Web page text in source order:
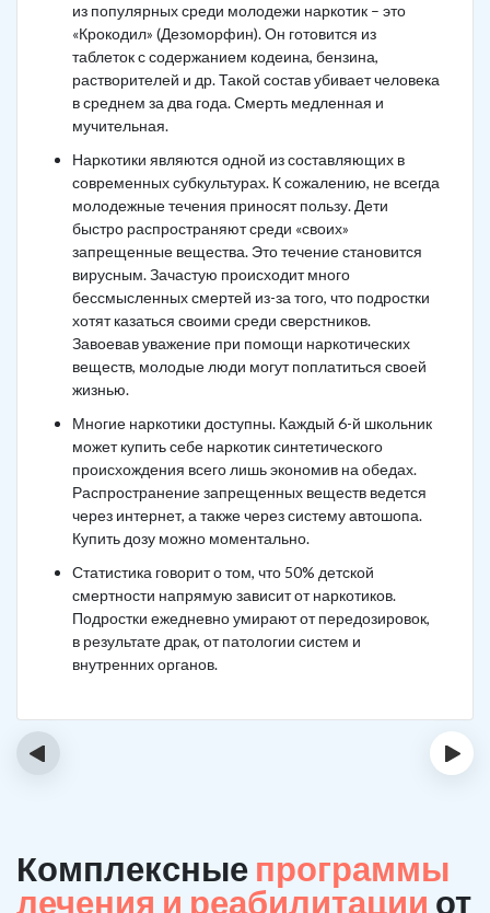
из популярных среди молодежи наркотик – это
«Крокодил» (Дезоморфин). Он готовится из
таблеток с содержанием кодеина, бензина,
растворителей и др. Такой состав убивает человека
в среднем за два года. Смерть медленная и
мучительная.
Наркотики являются одной из составляющих в
современных субкультурах. К сожалению, не всегда
молодежные течения приносят пользу. Дети
быстро распространяют среди «своих»
запрещенные вещества. Это течение становится
вирусным. Зачастую происходит много
бессмысленных смертей из-за того, что подростки
хотят казаться своими среди сверстников.
Завоевав уважение при помощи наркотических
веществ, молодые люди могут поплатиться своей
жизнью.
Многие наркотики доступны. Каждый 6-й школьник
может купить себе наркотик синтетического
происхождения всего лишь экономив на обедах.
Распространение запрещенных веществ ведется
через интернет, а также через систему автошопа.
Купить дозу можно моментально.
Статистика говорит о том, что 50% детской
смертности напрямую зависит от наркотиков.
Подростки ежедневно умирают от передозировок,
в результате драк, от патологии систем и
внутренних органов.
‹ ›
Комплексные программы
лечения и реабилитации от